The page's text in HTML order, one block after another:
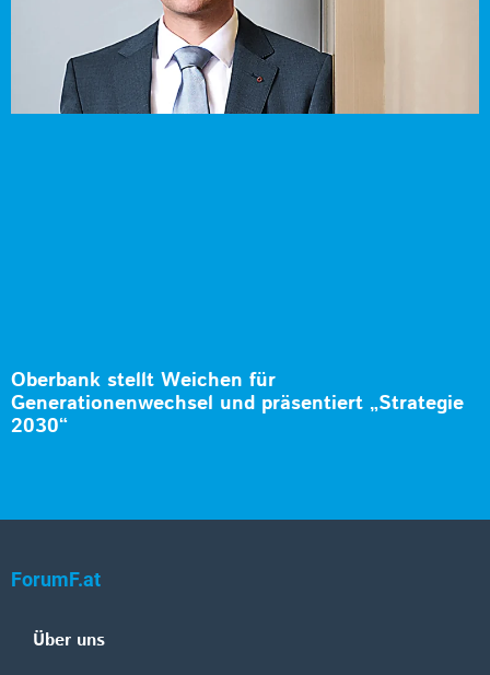
Oberbank stellt Weichen für
Generationenwechsel und präsentiert „Strategie
2030“
ForumF.at
Über uns